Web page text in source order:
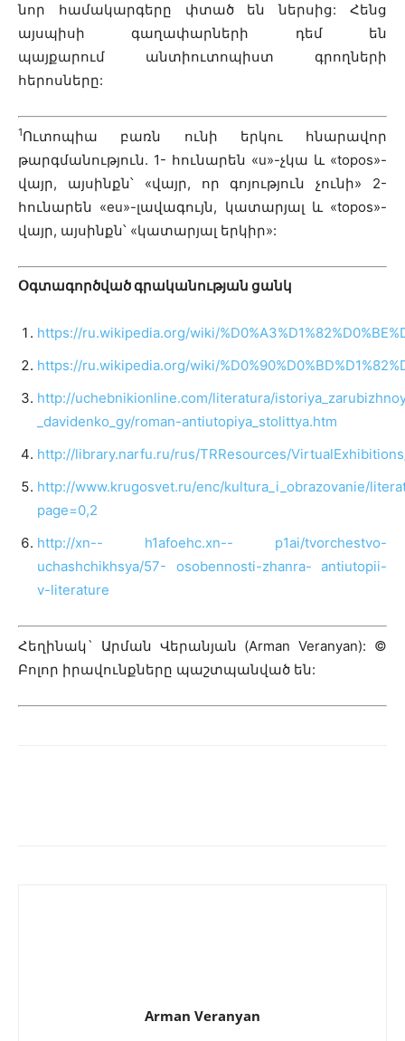
նոր համակարգերը փտած են ներսից: Հենց
այսպիսի գաղափարների դեմ են
պայքարում անտիուտոպիստ գրողների
հերոսները:
1Ուտոպիա բառն ունի երկու հնարավոր
թարգմանություն. 1- հունարեն «u»-չկա և «topos»-
վայր, այսինքն՝ «վայր, որ գոյություն չունի» 2-
հունարեն «eu»-լավագույն, կատարյալ և «topos»-
վայր, այսինքն՝ «կատարյալ երկիր»:
Օգտագործված գրականության ցանկ
https://ru.wikipedia.org/wiki/
https://ru.wikipedia.org/wiki/
http://uchebnikionline.com/literatura/
_davidenko_gy/roman-antiutopiya_stolittya.htm
http://library.narfu.ru/rus/TRResources/
http://www.krugosvet.ru/enc/kultura_i_obrazovanie/
page=0,2
http://xn-- h1afoehc.xn-- p1ai/tvorchestvo-
uchashchikhsya/57- osobennosti-zhanra- antiutopii-
v-literature
Հեղինակ` Արման Վերանյան (Arman Veranyan): ©
Բոլոր իրավունքները պաշտպանված են:
Arman Veranyan